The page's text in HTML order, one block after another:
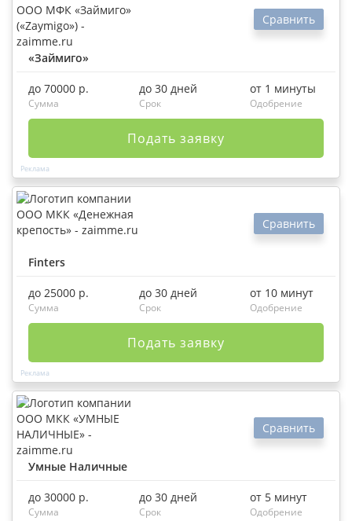
«Займиго»
Сравнить
до 70000 р.
Сумма
до 30 дней
Срок
от 1 минуты
Одобрение
Подать заявку
Finters
Сравнить
до 25000 р.
Сумма
до 30 дней
Срок
от 10 минут
Одобрение
Подать заявку
Умные Наличные
Сравнить
до 30000 р.
Сумма
до 30 дней
Срок
от 5 минут
Одобрение